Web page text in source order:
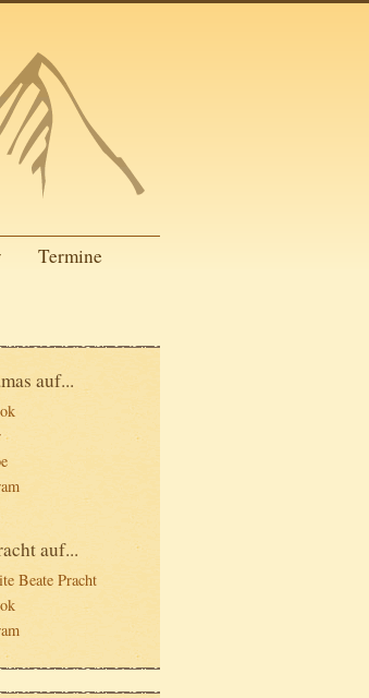
Termine
auf...
auf...
Beate Pracht